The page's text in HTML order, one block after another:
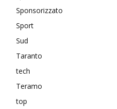
Sponsorizzato
Sport
Sud
Taranto
tech
Teramo
top